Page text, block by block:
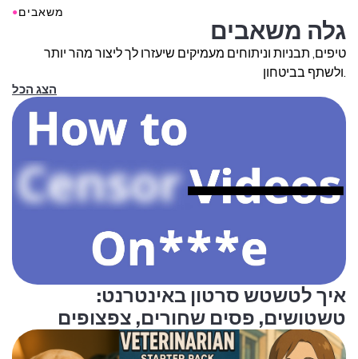
●משאבים
גלה משאבים
טיפים, תבניות וניתוחים מעמיקים שיעזרו לך ליצור מהר יותר
ולשתף בביטחון.
הצג הכל
איך לטשטש סרטון באינטרנט:
טשטושים, פסים שחורים, צפצופים